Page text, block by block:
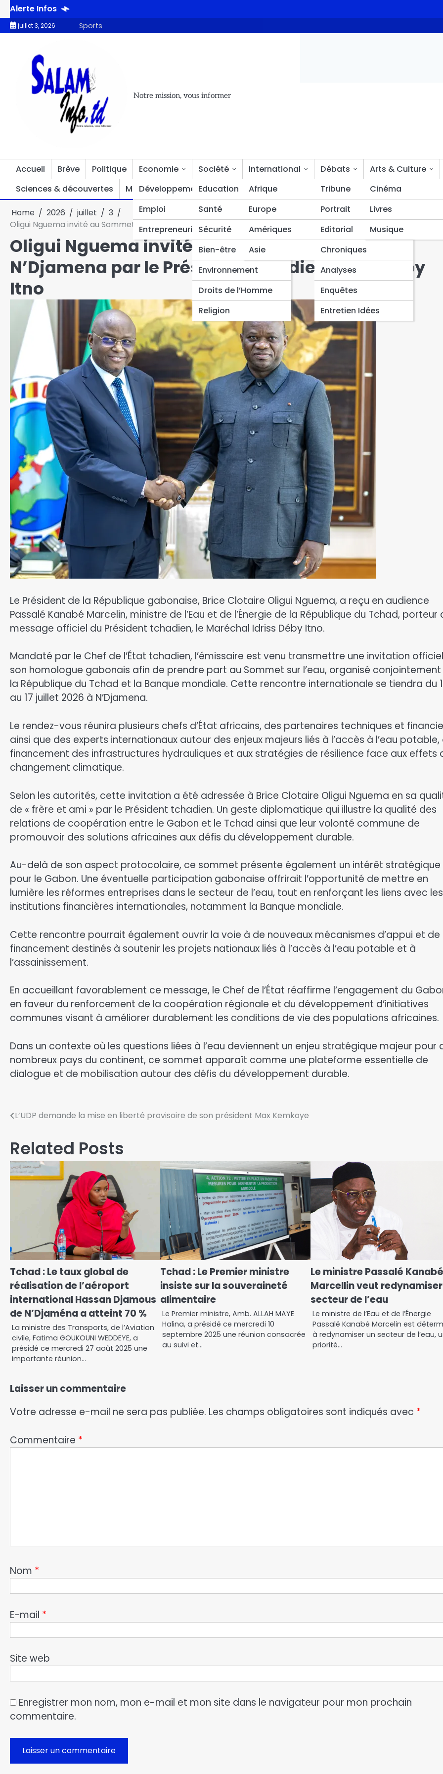
Alerte Infos
par le Président tchadien Idriss Déby Itno
juillet 3, 2026 Sports
Notre mission, vous informer
Accueil Brève Politique
Economie
Développement
Emploi
Entrepreneuriat
Société
Education
Santé
Sécurité
Bien-être
Environnement
Droits de l’Homme
Religion
International
Afrique
Europe
Amériques
Asie
Débats
Tribune
Portrait
Editorial
Chroniques
Analyses
Enquêtes
Entretien Idées
Arts & Culture
Cinéma
Livres
Musique
Sciences & découvertes
Multimédia Divers Bien-être
Home 2026 juillet
3
Oligui Nguema invité au Sommet sur l’eau de N’Djamena par le Président tchadien Idriss Déby Itno
Oligui Nguema invité au Sommet sur l’eau de
N’Djamena par le Président tchadien Idriss Déby
Itno
Le Président de la République gabonaise, Brice Clotaire Oligui Nguema, a reçu en audience
Passalé Kanabé Marcelin, ministre de l’Eau et de l’Énergie de la République du Tchad, porteur
message officiel du Président tchadien, le Maréchal Idriss Déby Itno.
Mandaté par le Chef de l’État tchadien, l’émissaire est venu transmettre une invitation
son homologue gabonais afin de prendre part au Sommet sur l’eau, organisé
la République du Tchad et la Banque mondiale. Cette rencontre internationale se tiendra du
au 17 juillet 2026 à N’Djamena.
Le rendez-vous réunira plusieurs chefs d’État africains, des partenaires techniques et
ainsi que des experts internationaux autour des enjeux majeurs liés à l’accès à l’eau potable,
financement des infrastructures hydrauliques et aux stratégies de résilience face aux effets
changement climatique.
Selon les autorités, cette invitation a été adressée à Brice Clotaire Oligui Nguema en sa
de « frère et ami » par le Président tchadien. Un geste diplomatique qui illustre la qualité des
relations de coopération entre le Gabon et le Tchad ainsi que leur volonté commune de
promouvoir des solutions africaines aux défis du développement durable.
Au-delà de son aspect protocolaire, ce sommet présente également un intérêt stratégique
pour le Gabon. Une éventuelle participation gabonaise offrirait l’opportunité de mettre en
lumière les réformes entreprises dans le secteur de l’eau, tout en renforçant les liens avec les
institutions financières internationales, notamment la Banque mondiale.
Cette rencontre pourrait également ouvrir la voie à de nouveaux mécanismes d’appui et de
financement destinés à soutenir les projets nationaux liés à l’accès à l’eau potable et à
l’assainissement.
En accueillant favorablement ce message, le Chef de l’État réaffirme l’engagement du
en faveur du renforcement de la coopération régionale et du développement d’initiatives
communes visant à améliorer durablement les conditions de vie des populations africaines.
Dans un contexte où les questions liées à l’eau deviennent un enjeu stratégique majeur pour
nombreux pays du continent, ce sommet apparaît comme une plateforme essentielle de
dialogue et de mobilisation autour des défis du développement durable.
L’UDP demande la mise en liberté provisoire de son président Max Kemkoye
Related Posts
Tchad : Le taux global de
réalisation de l’aéroport
international Hassan Djamous
de N’Djaména a atteint 70 %
La ministre des Transports, de l’Aviation
civile, Fatima GOUKOUNI WEDDEYE, a
présidé ce mercredi 27 août 2025 une
importante réunion…
Tchad : Le Premier ministre
insiste sur la souveraineté
alimentaire
Le Premier ministre, Amb. ALLAH MAYE
Halina, a présidé ce mercredi 10
septembre 2025 une réunion consacrée
au suivi et…
Le ministre Passalé Kanabé
Marcellin veut
secteur de l’eau
Le ministre de l’Eau et de l’Énergie
Passalé Kanabé Marcelin est
à redynamiser un secteur de l’eau,
priorité…
Laisser un commentaire
Votre adresse e-mail ne sera pas publiée. Les champs obligatoires sont indiqués avec *
Commentaire *
Nom *
E-mail *
Site web
Enregistrer mon nom, mon e-mail et mon site dans le navigateur pour mon prochain
commentaire.